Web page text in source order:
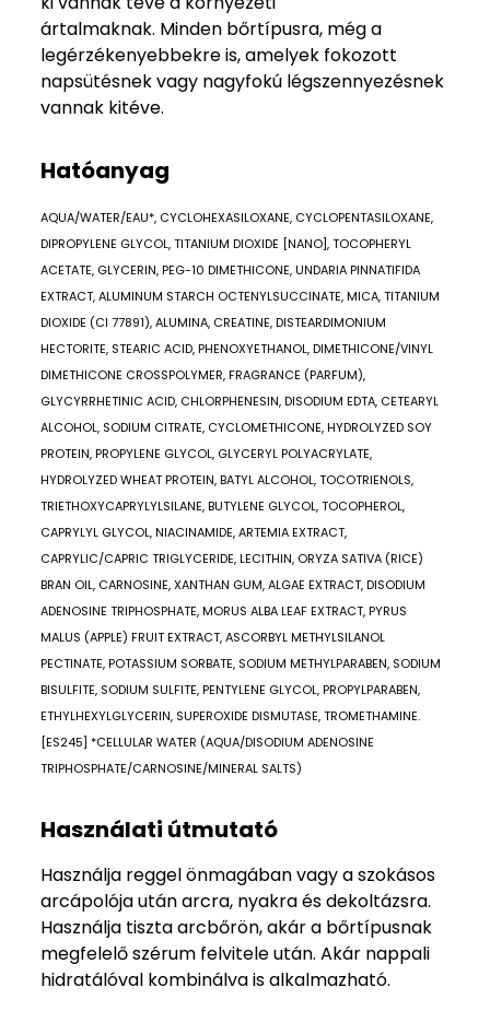
ártalmaknak. Minden bőrtípusra, még a
legérzékenyebbekre is, amelyek fokozott
napsütésnek vagy nagyfokú légszennyezésnek
vannak kitéve.
Hatóanyag
AQUA/WATER/EAU*, CYCLOHEXASILOXANE, CYCLOPENTASILOXANE,
DIPROPYLENE GLYCOL, TITANIUM DIOXIDE [NANO], TOCOPHERYL
ACETATE, GLYCERIN, PEG-10 DIMETHICONE, UNDARIA PINNATIFIDA
EXTRACT, ALUMINUM STARCH OCTENYLSUCCINATE, MICA, TITANIUM
DIOXIDE (CI 77891), ALUMINA, CREATINE, DISTEARDIMONIUM
HECTORITE, STEARIC ACID, PHENOXYETHANOL, DIMETHICONE/VINYL
DIMETHICONE CROSSPOLYMER, FRAGRANCE (PARFUM),
GLYCYRRHETINIC ACID, CHLORPHENESIN, DISODIUM EDTA, CETEARYL
ALCOHOL, SODIUM CITRATE, CYCLOMETHICONE, HYDROLYZED SOY
PROTEIN, PROPYLENE GLYCOL, GLYCERYL POLYACRYLATE,
HYDROLYZED WHEAT PROTEIN, BATYL ALCOHOL, TOCOTRIENOLS,
TRIETHOXYCAPRYLYLSILANE, BUTYLENE GLYCOL, TOCOPHEROL,
CAPRYLYL GLYCOL, NIACINAMIDE, ARTEMIA EXTRACT,
CAPRYLIC/CAPRIC TRIGLYCERIDE, LECITHIN, ORYZA SATIVA (RICE)
BRAN OIL, CARNOSINE, XANTHAN GUM, ALGAE EXTRACT, DISODIUM
ADENOSINE TRIPHOSPHATE, MORUS ALBA LEAF EXTRACT, PYRUS
MALUS (APPLE) FRUIT EXTRACT, ASCORBYL METHYLSILANOL
PECTINATE, POTASSIUM SORBATE, SODIUM METHYLPARABEN, SODIUM
BISULFITE, SODIUM SULFITE, PENTYLENE GLYCOL, PROPYLPARABEN,
ETHYLHEXYLGLYCERIN, SUPEROXIDE DISMUTASE, TROMETHAMINE.
[ES245] *CELLULAR WATER (AQUA/DISODIUM ADENOSINE
TRIPHOSPHATE/CARNOSINE/MINERAL SALTS)
Használati útmutató
Használja reggel önmagában vagy a szokásos
arcápolója után arcra, nyakra és dekoltázsra.
Használja tiszta arcbőrön, akár a bőrtípusnak
megfelelő szérum felvitele után. Akár nappali
hidratálóval kombinálva is alkalmazható.